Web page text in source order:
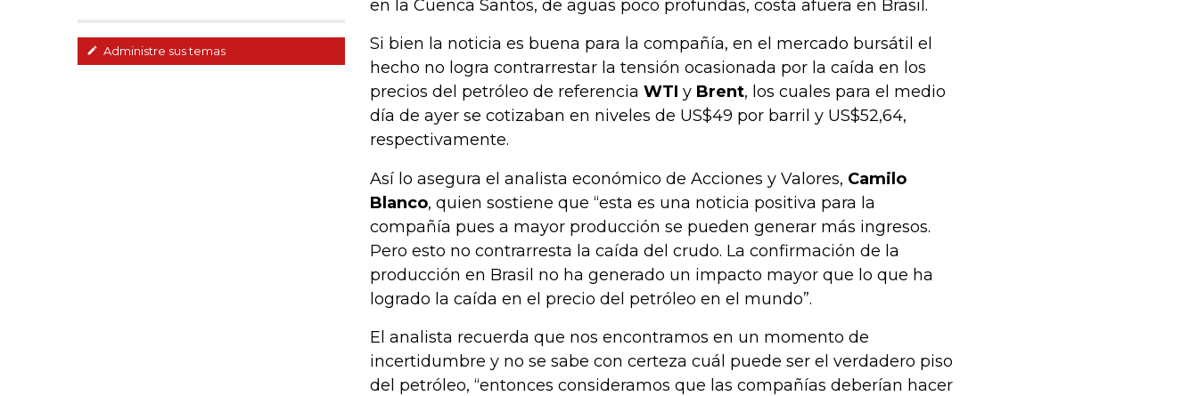
Administre sus temas
en la Cuenca Santos, de aguas poco profundas, costa afuera en Brasil.
Si bien la noticia es buena para la compañía, en el mercado bursátil el
hecho no logra contrarrestar la tensión ocasionada por la caída en los
precios del petróleo de referencia WTI y Brent, los cuales para el medio
día de ayer se cotizaban en niveles de US$49 por barril y US$52,64,
respectivamente.
Así lo asegura el analista económico de Acciones y Valores, Camilo
Blanco, quien sostiene que “esta es una noticia positiva para la
compañía pues a mayor producción se pueden generar más ingresos.
Pero esto no contrarresta la caída del crudo. La confirmación de la
producción en Brasil no ha generado un impacto mayor que lo que ha
logrado la caída en el precio del petróleo en el mundo”.
El analista recuerda que nos encontramos en un momento de
incertidumbre y no se sabe con certeza cuál puede ser el verdadero piso
del petróleo, “entonces consideramos que las compañías deberían hacer